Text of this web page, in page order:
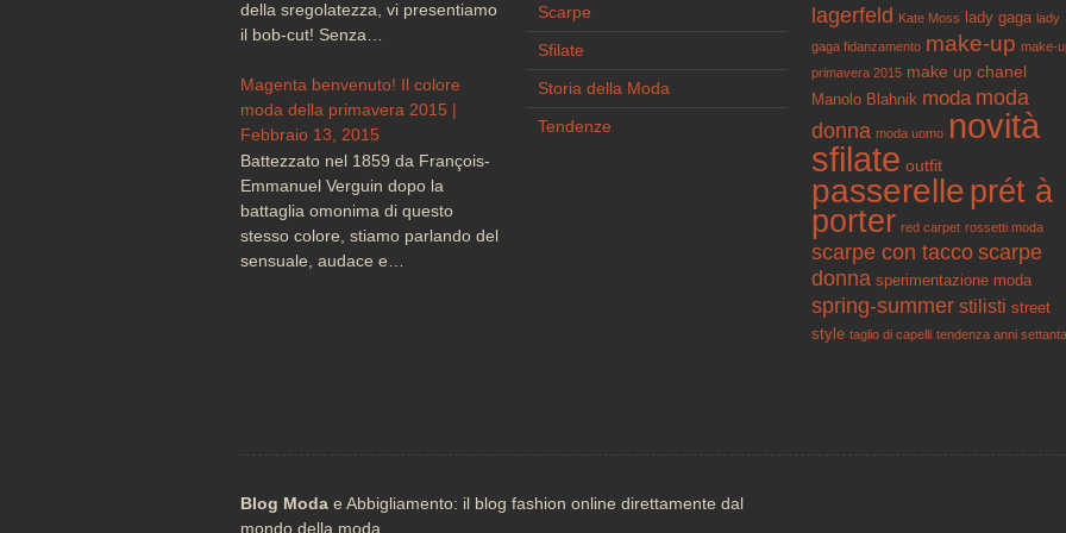
della sregolatezza, vi presentiamo
il bob-cut! Senza…
Magenta benvenuto! Il colore
moda della primavera 2015 |
Febbraio 13, 2015
Battezzato nel 1859 da François-
Emmanuel Verguin dopo la
battaglia omonima di questo
stesso colore, stiamo parlando del
sensuale, audace e…
Scarpe
Sfilate
Storia della Moda
Tendenze
lagerfeld Kate Moss lady gaga lady
gaga fidanzamento make-up make-
primavera 2015 make up chanel
Manolo Blahnik moda moda
donna moda uomo novità
sfilate outfit
passerelle prét à
porter red carpet rossetti moda
scarpe con tacco scarpe
donna sperimentazione moda
spring-summer stilisti street
style taglio di capelli tendenza anni settanta
Blog Moda e Abbigliamento: il blog fashion online direttamente dal
mondo della moda